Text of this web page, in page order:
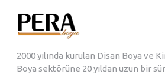
2000 yılında kurulan Disan Boya ve
Boya sektörüne 20 yıldan uzun bir